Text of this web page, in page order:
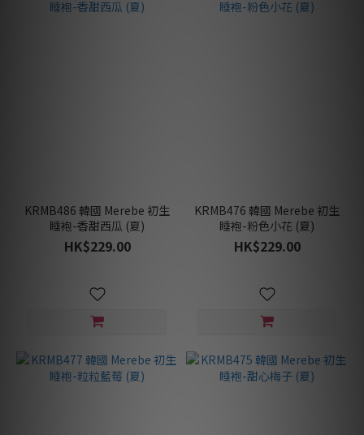
KRMB486 韓國 Merebe 初生
睡袍-香甜西瓜 (夏)
HK$229.00
KRMB476 韓國 Merebe 初生
睡袍-粉色小花 (夏)
HK$229.00